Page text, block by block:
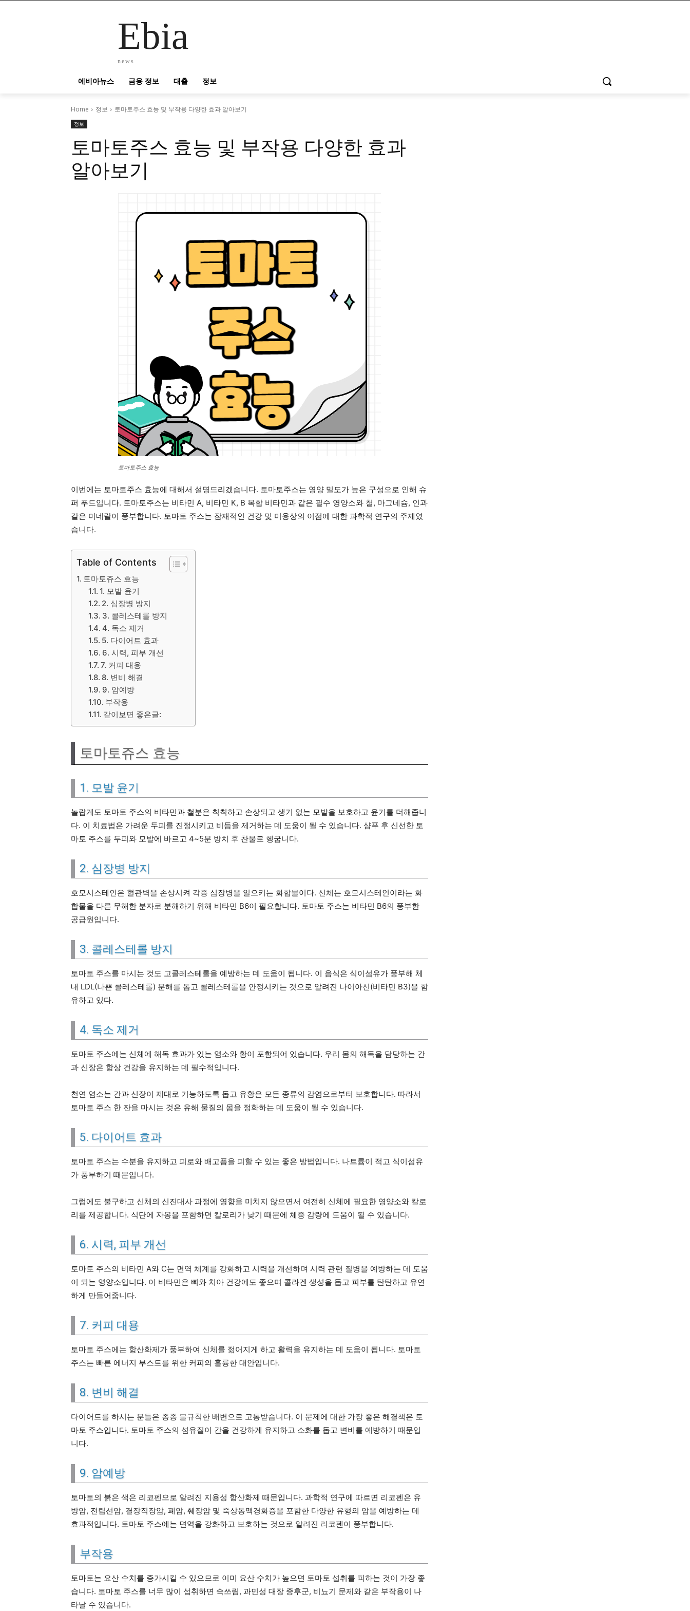
Ebia
news
에비아뉴스 금융 정보 대출 정보
Home 정보 토마토주스 효능 및 부작용 다양한 효과 알아보기
정보
토마토주스 효능 및 부작용 다양한 효과
알아보기
토마토주스 효능
이번에는 토마토주스 효능에 대해서 설명드리겠습니다. 토마토주스는 영양 밀도가 높은 구성으로 인해 슈
퍼 푸드입니다. 토마토주스는 비타민 A, 비타민 K, B 복합 비타민과 같은 필수 영양소와 철, 마그네슘, 인과
같은 미네랄이 풍부합니다. 토마토 주스는 잠재적인 건강 및 미용상의 이점에 대한 과학적 연구의 주제였
습니다.
Table of Contents
토마토쥬스 효능
1. 모발 윤기
2. 심장병 방지
3. 콜레스테롤 방지
4. 독소 제거
5. 다이어트 효과
6. 시력, 피부 개선
7. 커피 대용
8. 변비 해결
9. 암예방
부작용
같이보면 좋은글:
토마토쥬스 효능
1. 모발 윤기
놀랍게도 토마토 주스의 비타민과 철분은 칙칙하고 손상되고 생기 없는 모발을 보호하고 윤기를 더해줍니
다. 이 치료법은 가려운 두피를 진정시키고 비듬을 제거하는 데 도움이 될 수 있습니다. 샴푸 후 신선한 토
마토 주스를 두피와 모발에 바르고 4~5분 방치 후 찬물로 헹굽니다.
2. 심장병 방지
호모시스테인은 혈관벽을 손상시켜 각종 심장병을 일으키는 화합물이다. 신체는 호모시스테인이라는 화
합물을 다른 무해한 분자로 분해하기 위해 비타민 B6이 필요합니다. 토마토 주스는 비타민 B6의 풍부한
공급원입니다.
3. 콜레스테롤 방지
토마토 주스를 마시는 것도 고콜레스테롤을 예방하는 데 도움이 됩니다. 이 음식은 식이섬유가 풍부해 체
내 LDL(나쁜 콜레스테롤) 분해를 돕고 콜레스테롤을 안정시키는 것으로 알려진 나이아신(비타민 B3)을 함
유하고 있다.
4. 독소 제거
토마토 주스에는 신체에 해독 효과가 있는 염소와 황이 포함되어 있습니다. 우리 몸의 해독을 담당하는 간
과 신장은 항상 건강을 유지하는 데 필수적입니다.
천연 염소는 간과 신장이 제대로 기능하도록 돕고 유황은 모든 종류의 감염으로부터 보호합니다. 따라서
토마토 주스 한 잔을 마시는 것은 유해 물질의 몸을 정화하는 데 도움이 될 수 있습니다.
5. 다이어트 효과
토마토 주스는 수분을 유지하고 피로와 배고픔을 피할 수 있는 좋은 방법입니다. 나트륨이 적고 식이섬유
가 풍부하기 때문입니다.
그럼에도 불구하고 신체의 신진대사 과정에 영향을 미치지 않으면서 여전히 신체에 필요한 영양소와 칼로
리를 제공합니다. 식단에 자몽을 포함하면 칼로리가 낮기 때문에 체중 감량에 도움이 될 수 있습니다.
6. 시력, 피부 개선
토마토 주스의 비타민 A와 C는 면역 체계를 강화하고 시력을 개선하며 시력 관련 질병을 예방하는 데 도움
이 되는 영양소입니다. 이 비타민은 뼈와 치아 건강에도 좋으며 콜라겐 생성을 돕고 피부를 탄탄하고 유연
하게 만들어줍니다.
7. 커피 대용
토마토 주스에는 항산화제가 풍부하여 신체를 젊어지게 하고 활력을 유지하는 데 도움이 됩니다. 토마토
주스는 빠른 에너지 부스트를 위한 커피의 훌륭한 대안입니다.
8. 변비 해결
다이어트를 하시는 분들은 종종 불규칙한 배변으로 고통받습니다. 이 문제에 대한 가장 좋은 해결책은 토
마토 주스입니다. 토마토 주스의 섬유질이 간을 건강하게 유지하고 소화를 돕고 변비를 예방하기 때문입
니다.
9. 암예방
토마토의 붉은 색은 리코펜으로 알려진 지용성 항산화제 때문입니다. 과학적 연구에 따르면 리코펜은 유
방암, 전립선암, 결장직장암, 폐암, 췌장암 및 죽상동맥경화증을 포함한 다양한 유형의 암을 예방하는 데
효과적입니다. 토마토 주스에는 면역을 강화하고 보호하는 것으로 알려진 리코펜이 풍부합니다.
부작용
토마토는 요산 수치를 증가시킬 수 있으므로 이미 요산 수치가 높으면 토마토 섭취를 피하는 것이 가장 좋
습니다. 토마토 주스를 너무 많이 섭취하면 속쓰림, 과민성 대장 증후군, 비뇨기 문제와 같은 부작용이 나
타날 수 있습니다.